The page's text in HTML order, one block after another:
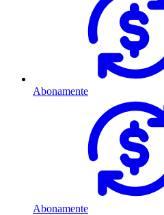
Abonamente
Abonamente